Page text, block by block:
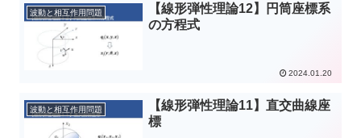
波動と相互作用問題
【線形弾性理論12】円筒座標系
の方程式
2024.01.20
波動と相互作用問題
【線形弾性理論11】直交曲線座
標